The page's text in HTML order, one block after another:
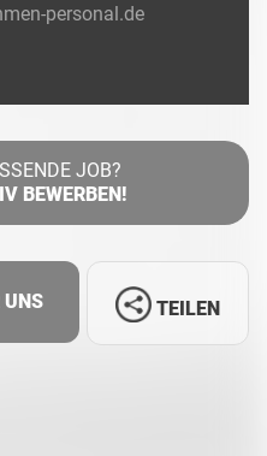
personal.de
JOB?
BEWERBEN!
UNS TEILEN